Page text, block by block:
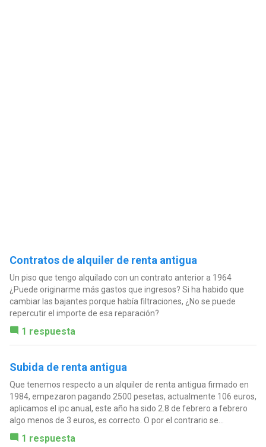
Contratos de alquiler de renta antigua
Un piso que tengo alquilado con un contrato anterior a 1964
¿Puede originarme más gastos que ingresos? Si ha habido que
cambiar las bajantes porque había filtraciones, ¿No se puede
repercutir el importe de esa reparación?
1 respuesta
Subida de renta antigua
Que tenemos respecto a un alquiler de renta antigua firmado en
1984, empezaron pagando 2500 pesetas, actualmente 106 euros,
aplicamos el ipc anual, este año ha sido 2.8 de febrero a febrero
algo menos de 3 euros, es correcto. O por el contrario se...
1 respuesta